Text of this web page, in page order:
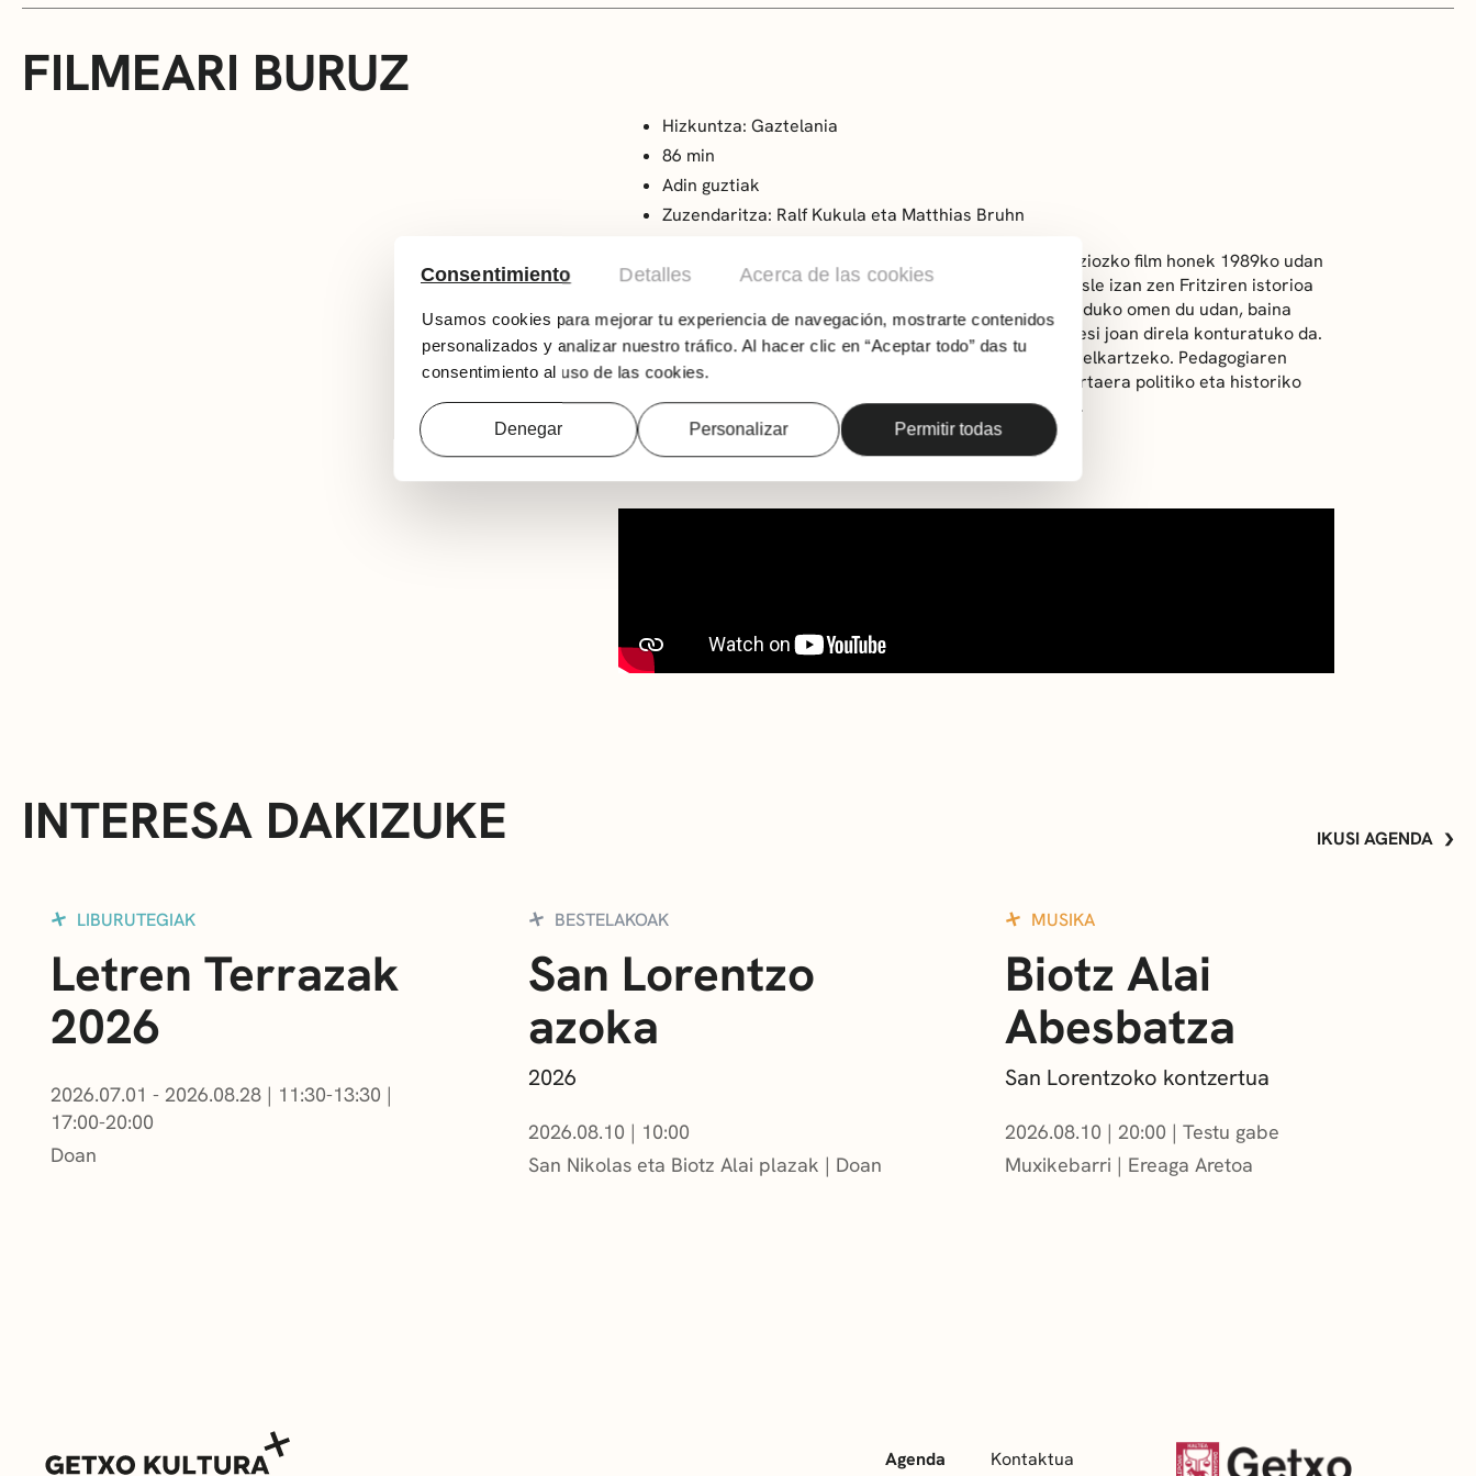
Consentimiento Detalles Acerca de las cookies
Usamos cookies para mejorar tu experiencia de navegación, mostrarte contenidos
personalizados y analizar nuestro tráfico. Al hacer clic en “Aceptar todo” das tu
consentimiento al uso de las cookies.
Denegar Personalizar Permitir todas
FILMEARI BURUZ
Hizkuntza: Gaztelania
86 min
Adin guztiak
Zuzendaritza: Ralf Kukula eta Matthias Bruhn
Hanna Schotten haurrentzako liburuan oinarrituta, animaziozko film honek 1989ko udan
Ekialdeko Alemaniako Leipzig hirian laugarren mailako ikasle izan zen Fritziren istorioa
kontatzen du. Sophie bere lagunik onenaren txakurra zainduko omen du udan, baina
Sophie eta bere familia Hungarian zehar mendebaldera ihesi joan direla konturatuko da.
Beraz, Fritzik ahal duen guztia egiten du bere lagunarekin elkartzeko. Pedagogiaren
zentzuarekin, alemaniarren bateratzera eraman zuten gertaera politiko eta historiko
konplexuak aurkezten dizkie film honek belaunaldi berriei.
INTERESA DAKIZUKE IKUSI AGENDA
LIBURUTEGIAK
Letren Terrazak
2026
2026.07.01 - 2026.08.28 | 11:30-13:30 |
17:00-20:00
Doan
BESTELAKOAK
San Lorentzo
azoka
2026
2026.08.10 | 10:00
San Nikolas eta Biotz Alai plazak
Doan
MUSIKA
Biotz Alai
Abesbatza
San Lorentzoko kontzertua
2026.08.10 | 20:00
Testu gabe
Muxikebarri | Ereaga Aretoa
Agenda Kontaktua